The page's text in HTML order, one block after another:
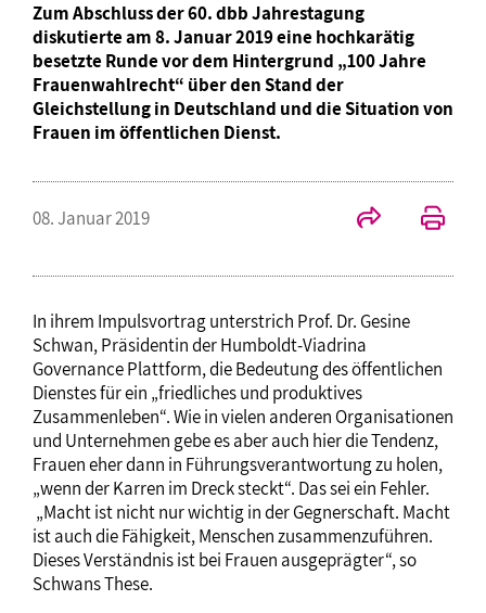
Zum Abschluss der 60. dbb Jahrestagung
diskutierte am 8. Januar 2019 eine hochkarätig
besetzte Runde vor dem Hintergrund „100 Jahre
Frauenwahlrecht“ über den Stand der
Gleichstellung in Deutschland und die Situation von
Frauen im öffentlichen Dienst.
08. Januar 2019
In ihrem Impulsvortrag unterstrich Prof. Dr. Gesine
Schwan, Präsidentin der Humboldt-Viadrina
Governance Plattform, die Bedeutung des öffentlichen
Dienstes für ein „friedliches und produktives
Zusammenleben“. Wie in vielen anderen Organisationen
und Unternehmen gebe es aber auch hier die Tendenz,
Frauen eher dann in Führungsverantwortung zu holen,
„wenn der Karren im Dreck steckt“. Das sei ein Fehler.
„Macht ist nicht nur wichtig in der Gegnerschaft. Macht
ist auch die Fähigkeit, Menschen zusammenzuführen.
Dieses Verständnis ist bei Frauen ausgeprägter“, so
Schwans These.